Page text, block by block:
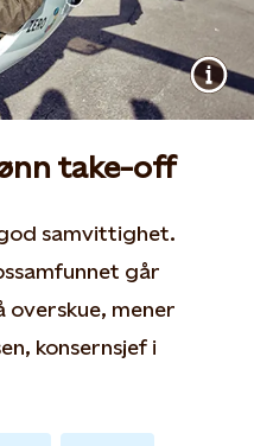
take-off
samvittighet.
går
overskue, mener
konsernsjef i